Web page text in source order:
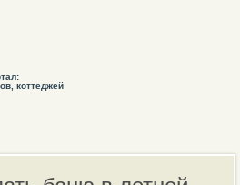
коттеджей